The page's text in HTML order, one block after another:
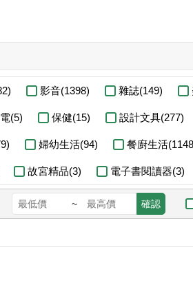
影音(1398) 雜誌(149)
(5) 保健(15) 設計文具(277)
婦幼生活(94) 餐廚生活
故宮精品(3) 電子書閱讀器(3)
~ 確認